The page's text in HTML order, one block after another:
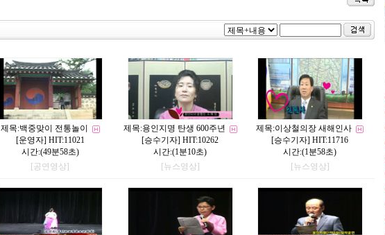
제목:백중맞이 전통놀이
[운영자] HIT:11021
시간:(49분58초)
[공연영상]
제목:용인지명 탄생 600주년
[승수기자] HIT:10262
시간:(1분10초)
[뉴스영상]
제목:이상철의장 새해인사
[승수기자] HIT:11716
시간:(1분58초)
[뉴스영상]